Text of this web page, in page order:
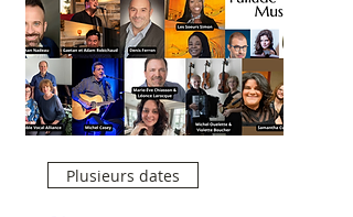
Plusieurs dates